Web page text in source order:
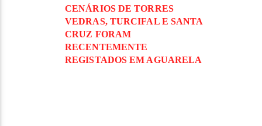
CENÁRIOS DE TORRES
VEDRAS, TURCIFAL E SANTA
CRUZ FORAM
RECENTEMENTE
REGISTADOS EM AGUARELA